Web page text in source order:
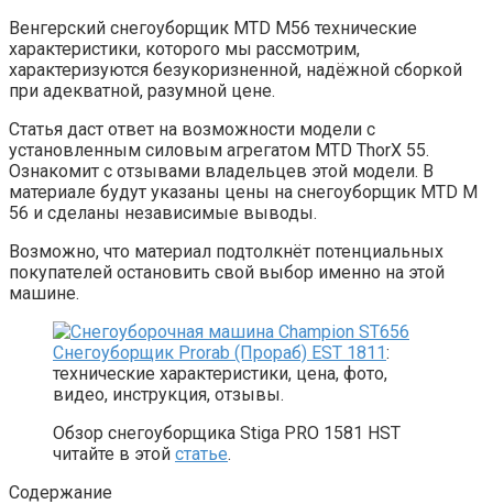
Венгерский снегоуборщик MTD M56 технические
характеристики, которого мы рассмотрим,
характеризуются безукоризненной, надёжной сборкой
при адекватной, разумной цене.
Статья даст ответ на возможности модели с
установленным силовым агрегатом MTD ThorX 55.
Ознакомит с отзывами владельцев этой модели. В
материале будут указаны цены на снегоуборщик MTD M
56 и сделаны независимые выводы.
Возможно, что материал подтолкнёт потенциальных
покупателей остановить свой выбор именно на этой
машине.
Снегоуборщик Prorab (Прораб) EST 1811:
технические характеристики, цена, фото,
видео, инструкция, отзывы.
Обзор снегоуборщика Stiga PRO 1581 HST
читайте в этой статье.
Содержание